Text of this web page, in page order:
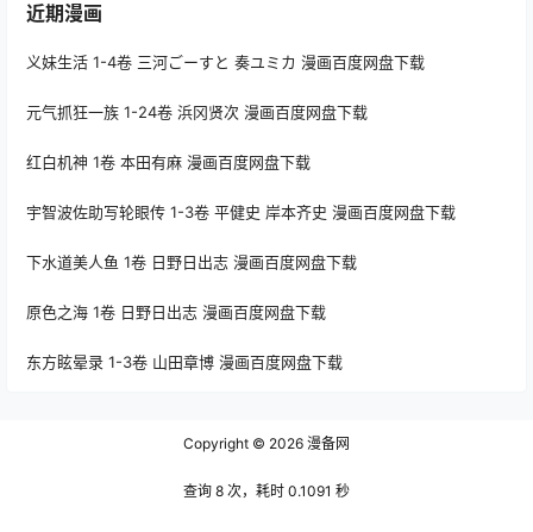
近期漫画
义妹生活 1-4卷 三河ごーすと 奏ユミカ 漫画百度网盘下载
元气抓狂一族 1-24卷 浜冈贤次 漫画百度网盘下载
红白机神 1卷 本田有麻 漫画百度网盘下载
宇智波佐助写轮眼传 1-3卷 平健史 岸本齐史 漫画百度网盘下载
下水道美人鱼 1卷 日野日出志 漫画百度网盘下载
原色之海 1卷 日野日出志 漫画百度网盘下载
东方眩晕录 1-3卷 山田章博 漫画百度网盘下载
Copyright © 2026 漫备网
查询 8 次，耗时 0.1091 秒